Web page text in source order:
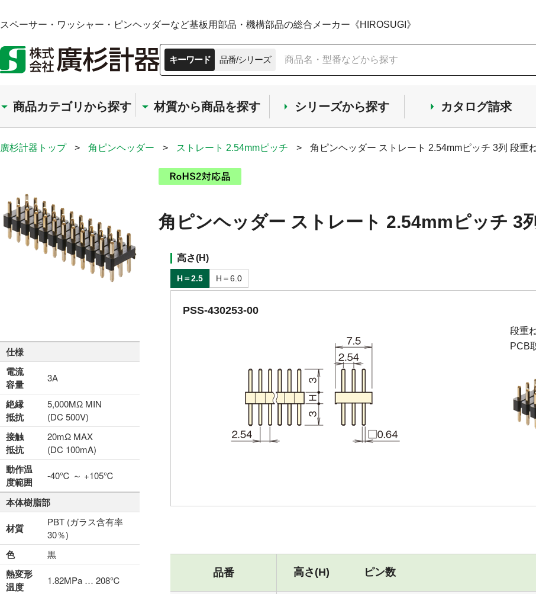
スペーサー・ワッシャー・ピンヘッダーなど基板用部品・機構部品の総合メーカー《HIROSUGI》
キーワード 品番/シリーズ
商品カテゴリから探す 材質から商品を探す シリーズから探す カタログ請求
廣杉計器トップ > 角ピンヘッダー > ストレート 2.54mmピッチ > 角ピンヘッダー ストレート 2.54mmピッチ 3列 段重
仕様
電流
容量
3A
絶縁
抵抗
5,000MΩ MIN
(DC 500V)
接触
抵抗
20mΩ MAX
(DC 100mA)
動作温
度範囲
-40℃ ～ +105℃
本体樹脂部
材質
PBT (ガラス含有率
30％)
色 黒
熱変形
温度
1.82MPa … 208℃
角ピンヘッダー ストレート 2.54mmピッチ 3
高さ(H)
H＝2.5 H＝6.0
PSS-430253-00
段重
PCB
品番 高さ(H) ピン数